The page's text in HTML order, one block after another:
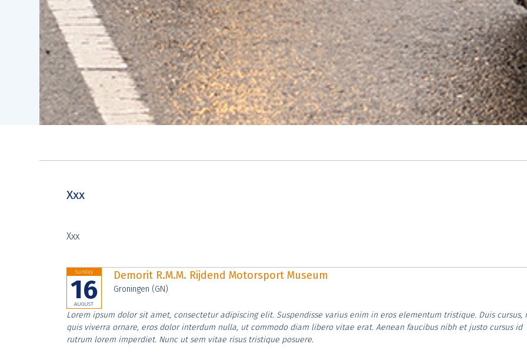
Xxx
Xxx
Sunday
16
AUGUST
Demorit R.M.M. Rijdend Motorsport Museum
Groningen (GN)
Lorem ipsum dolor sit amet, consectetur adipiscing elit. Suspendisse varius enim in eros elementum tristique. Duis cursus,
quis viverra ornare, eros dolor interdum nulla, ut commodo diam libero vitae erat. Aenean faucibus nibh et justo cursus id
rutrum lorem imperdiet. Nunc ut sem vitae risus tristique posuere.